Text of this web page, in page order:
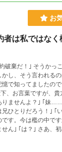
お
者は私ではなく
こつけ王子に言われたのは
かし、そう言われる
憶で知ってましたの
｢妹……？何を言うかと思えば貴
う！｣ ｢いいえ？実は父が養女にし
です。今は檻の中で
感動のご対面の日
するなら勝手にどう